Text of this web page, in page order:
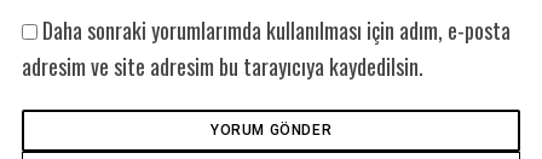
Daha sonraki yorumlarımda kullanılması için adım, e-posta
adresim ve site adresim bu tarayıcıya kaydedilsin.